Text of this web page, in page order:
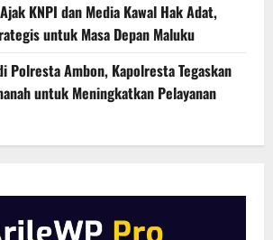
KNPI dan Media Kawal Hak Adat,
untuk Masa Depan Maluku
Polresta Ambon, Kapolresta Tegaskan
untuk Meningkatkan Pelayanan